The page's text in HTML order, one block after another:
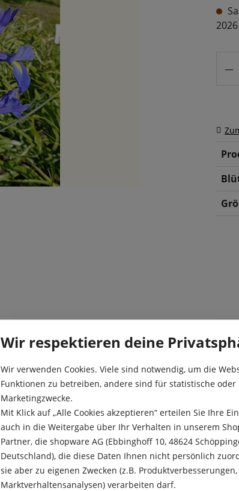
2026
Die Iris hollandica „Blue
Frühlingsgarten. Diese
Wirkung in lockeren
als Schnittblume
Kleiner Tipp: Diese
noch weitere Jahre,
Wir respektieren deine
Wir verwenden Cookies. Viele sind notwendig, um die
Funktionen zu betreiben, andere sind für statistische oder
Marketingzwecke.
Mit Klick auf „Alle Cookies akzeptieren“ erteilen Sie Ihre
auch in die Weitergabe über Ihr Verhalten in unserem
Partner, die shopware AG (Ebbinghoff 10, 48624
Deutschland), die diese Daten Ihnen nicht persönlich
sie aber zu eigenen Zwecken (z.B. Produktverbesserungen,
Marktverhaltensanalysen) verarbeiten darf.